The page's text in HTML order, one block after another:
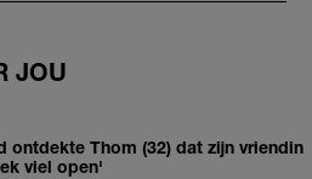
JOU
ontdekte Thom (32) dat zijn vriendin
viel open'